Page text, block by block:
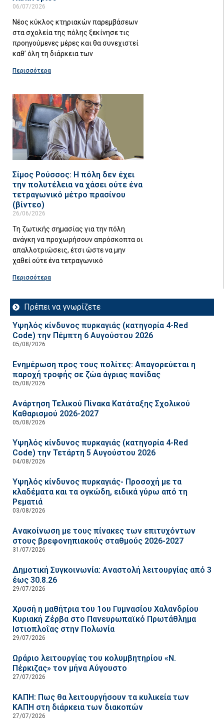
06/07/2026
Νέος κύκλος κτηριακών παρεμβάσεων
στα σχολεία της πόλης ξεκίνησε τις
προηγούμενες μέρες και θα συνεχιστεί
καθ’ όλη τη διάρκεια των
Περισσότερα
Σίμος Ρούσσος: Η πόλη δεν έχει
την πολυτέλεια να χάσει ούτε ένα
τετραγωνικό μέτρο πρασίνου
(βίντεο)
26/06/2026
Τη ζωτικής σημασίας για την πόλη
ανάγκη να προχωρήσουν απρόσκοπτα οι
απαλλοτριώσεις, έτσι ώστε να μην
χαθεί ούτε ένα τετραγωνικό
Περισσότερα
Πρέπει να γνωρίζετε
Υψηλός κίνδυνος πυρκαγιάς (κατηγορία 4-Red
Code) την Πέμπτη 6 Αυγούστου 2026
05/08/2026
Ενημέρωση προς τους πολίτες: Απαγορεύεται η
παροχή τροφής σε ζώα άγριας πανίδας
05/08/2026
Ανάρτηση Τελικού Πίνακα Κατάταξης Σχολικού
Καθαρισμού 2026-2027
05/08/2026
Υψηλός κίνδυνος πυρκαγιάς (κατηγορία 4-Red
Code) την Τετάρτη 5 Αυγούστου 2026
04/08/2026
Υψηλός κίνδυνος πυρκαγιάς- Προσοχή με τα
κλαδέματα και τα ογκώδη, ειδικά γύρω από τη
Ρεματιά
03/08/2026
Ανακοίνωση με τους πίνακες των επιτυχόντων
στους βρεφονηπιακούς σταθμούς 2026-2027
31/07/2026
Δημοτική Συγκοινωνία: Αναστολή λειτουργίας από 3
έως 30.8.26
29/07/2026
Χρυσή η μαθήτρια του 1ου Γυμνασίου Χαλανδρίου
Κυριακή Ζέρβα στο Πανευρωπαϊκό Πρωτάθλημα
Ιστιοπλοΐας στην Πολωνία
29/07/2026
Ωράριο λειτουργίας του κολυμβητηρίου «Ν.
Πέρκιζας» τον μήνα Αύγουστο
27/07/2026
ΚΑΠΗ: Πως θα λειτουργήσουν τα κυλικεία των
ΚΑΠΗ στη διάρκεια των διακοπών
27/07/2026